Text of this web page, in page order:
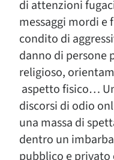
di attenzioni
messaggi mordi e
condito di
danno di persone
religioso,
aspetto fisico…
discorsi di odio
una massa di
dentro un
pubblico e privato